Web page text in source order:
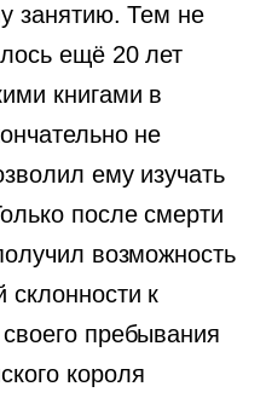
занятию. Тем не
ещё 20 лет
книгами в
не
ему изучать
после смерти
возможность
склонности к
пребывания
короля